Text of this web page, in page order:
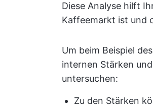
Diese Analyse hilft
Kaffeemarkt ist und
Um beim Beispiel
internen Stärken
untersuchen:
Zu den Stärken